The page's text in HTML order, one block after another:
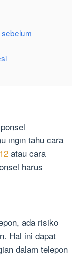
ingin tahu cara
atau cara
harus
ada risiko
Hal ini dapat
dalam telepon